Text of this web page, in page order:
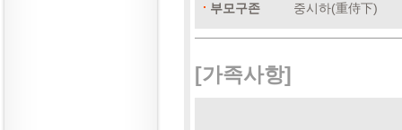
부모구존
중시하(重侍下)
[가족사항]